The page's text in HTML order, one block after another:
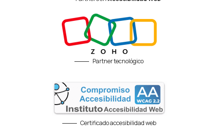
Partner tecnológico
Certificado accesibilidad web